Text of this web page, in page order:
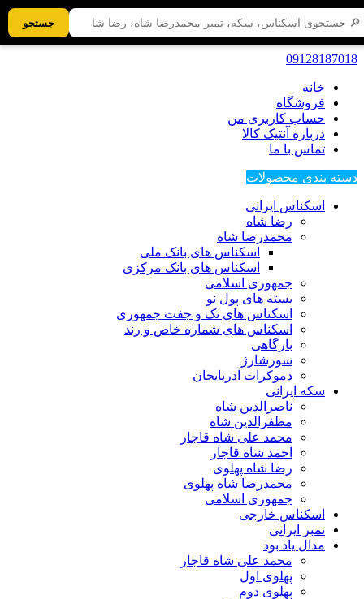
09128187018
خانه
فروشگاه
حساب کاربری من
درباره آنتیک کالا
تماس با ما
دسته بندی محصولات
اسکناس ایرانی
رضا شاه
محمدرضا شاه
اسکناس های بانک ملی
اسکناس های بانک مرکزی
جمهوری اسلامی
بسته های پول نو
اسکناس های تک و جفت جمهوری
اسکناس های شماره خاص و رند
بارگاهی
سورشارژ
دموکرات آذربایجان
سکه ایرانی
ناصرالدین شاه
مظفرالدین شاه
محمد علی شاه قاجار
احمد شاه قاجار
رضا شاه پهلوی
محمدرضا شاه پهلوی
جمهوری اسلامی
اسکناس خارجی
تمبر ایرانی
مدال یاد بود
محمد علی شاه قاجار
پهلوی اول
پهلوی دوم
جستجو